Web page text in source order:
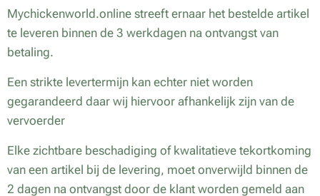
Mychickenworld.online streeft ernaar het bestelde artikel
te leveren binnen de 3 werkdagen na ontvangst van
betaling.
Een strikte levertermijn kan echter niet worden
gegarandeerd daar wij hiervoor afhankelijk zijn van de
vervoerder
Elke zichtbare beschadiging of kwalitatieve tekortkoming
van een artikel bij de levering, moet onverwijld binnen de
2 dagen na ontvangst door de klant worden gemeld aan